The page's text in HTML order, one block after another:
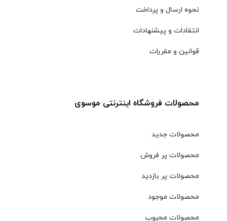
نحوه ارسال و پرداخت
انتقادات و پیشنهادات
قوانین و مقررات
محصولات فروشگاه اینترنتی موسوی
محصولات جدید
محصولات پر فروش
محصولات پر بازدید
محصولات موجود
محصولات محبوب